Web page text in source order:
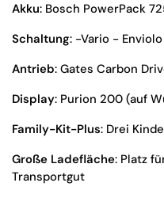
Akku: Bosch PowerPack
Schaltung: -Vario -
Antrieb: Gates Carbon
Display: Purion 200 (auf
Family-Kit-Plus: Drei
Große Ladefläche: Platz
Transportgut